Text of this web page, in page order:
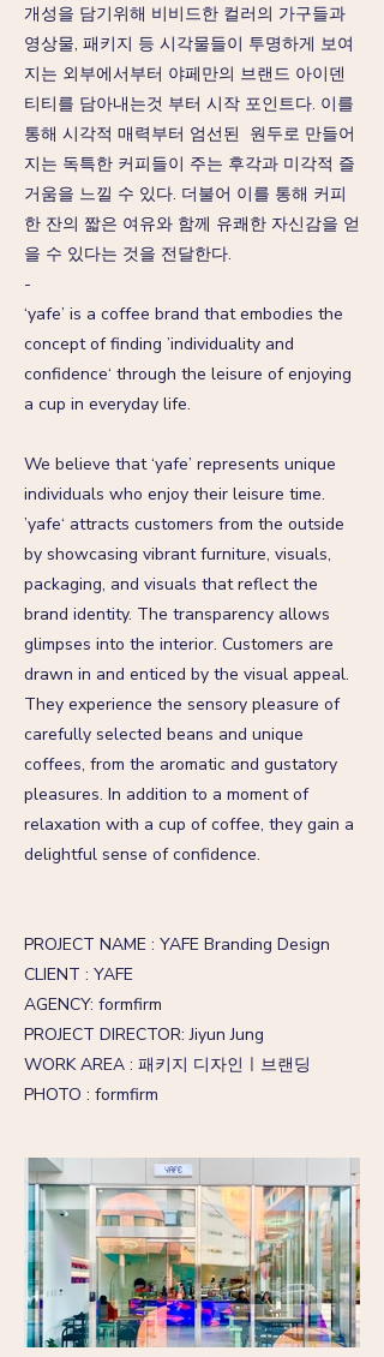
개성을 담기위해 비비드한 컬러의 가구들과
영상물, 패키지 등 시각물들이 투명하게 보여
지는 외부에서부터 야페만의 브랜드 아이덴
티티를 담아내는것 부터 시작 포인트다. 이를
통해 시각적 매력부터 엄선된 원두로 만들어
지는 독특한 커피들이 주는 후각과 미각적 즐
거움을 느낄 수 있다. 더불어 이를 통해 커피
한 잔의 짧은 여유와 함께 유쾌한 자신감을 얻
을 수 있다는 것을 전달한다.
-
‘yafe’ is a coffee brand that embodies the
concept of finding ’individuality and
confidence‘ through the leisure of enjoying
a cup in everyday life.
We believe that ‘yafe’ represents unique
individuals who enjoy their leisure time.
’yafe‘ attracts customers from the outside
by showcasing vibrant furniture, visuals,
packaging, and visuals that reflect the
brand identity. The transparency allows
glimpses into the interior. Customers are
drawn in and enticed by the visual appeal.
They experience the sensory pleasure of
carefully selected beans and unique
coffees, from the aromatic and gustatory
pleasures. In addition to a moment of
relaxation with a cup of coffee, they gain a
delightful sense of confidence.
PROJECT NAME : YAFE Branding Design
CLIENT : YAFE
AGENCY: formfirm
PROJECT DIRECTOR: Jiyun Jung
WORK AREA : 패키지 디자인ㅣ브랜딩
PHOTO : formfirm